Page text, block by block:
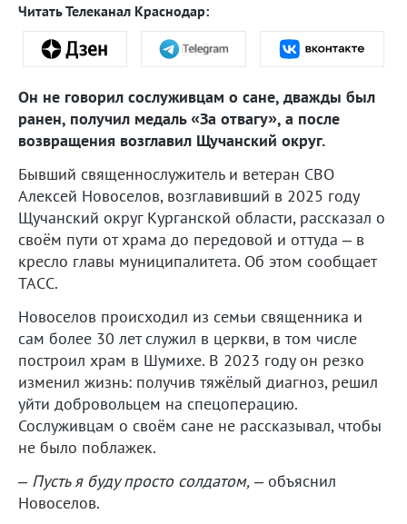
Читать Телеканал Краснодар:
Он не говорил сослуживцам о сане, дважды был
ранен, получил медаль «За отвагу», а после
возвращения возглавил Щучанский округ.
Бывший священнослужитель и ветеран СВО
Алексей Новоселов, возглавивший в 2025 году
Щучанский округ Курганской области, рассказал о
своём пути от храма до передовой и оттуда – в
кресло главы муниципалитета. Об этом сообщает
ТАСС.
Новоселов происходил из семьи священника и
сам более 30 лет служил в церкви, в том числе
построил храм в Шумихе. В 2023 году он резко
изменил жизнь: получив тяжёлый диагноз, решил
уйти добровольцем на спецоперацию.
Сослуживцам о своём сане не рассказывал, чтобы
не было поблажек.
– Пусть я буду просто солдатом, – объяснил
Новоселов.